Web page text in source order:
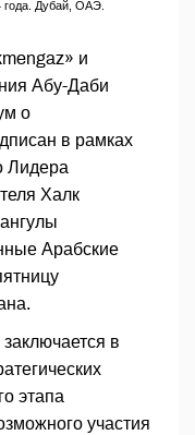
года. Дубай, ОАЭ.
и
Абу-Даби
о
в рамках
Лидера
Халк
Арабские
в
этапа
участия